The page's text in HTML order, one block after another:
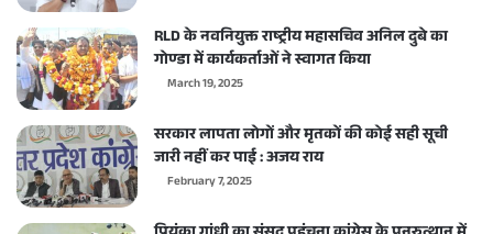
RLD के नवनियुक्त राष्ट्रीय महासचिव अनिल दुबे का
गोण्डा में कार्यकर्ताओं ने स्वागत किया
March 19, 2025
सरकार लापता लोगों और मृतकों की कोई सही सूची
जारी नहीं कर पाई : अजय राय
February 7, 2025